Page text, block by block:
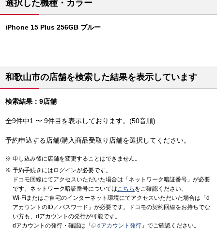
選択した機種・カラー
iPhone 15 Plus 256GB ブルー
和歌山市の店舗を検索した結果を表示しています
検索結果：9店舗
全9件中1 〜 9件目を表示しております。(50音順)
予約申込する店舗/購入商品受取り店舗を選択してください。
申し込み後に店舗を変更することはできません。
予約手続きにはログインが必要です。
ドコモ回線にてアクセスいただいた場合は「ネットワーク暗証番号」が必要
です。ネットワーク暗証番号についてはこちら をご確認ください。
Wi-Fiまたはご自宅のインターネット環境にてアクセスいただいた場合は「d
アカウントのID／パスワード」が必要です。ドコモの契約回線をお持ちでな
い方も、dアカウントの発行が可能です。
dアカウントの発行・確認は「
dアカウント発行 」でご確認ください。